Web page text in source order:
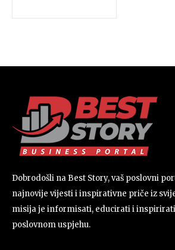
Dobrodošli na Best Story, vaš poslovni
najnovije vijesti i inspirativne priče iz
misija je informisati, educirati i inspirirati
poslovnom uspjehu.